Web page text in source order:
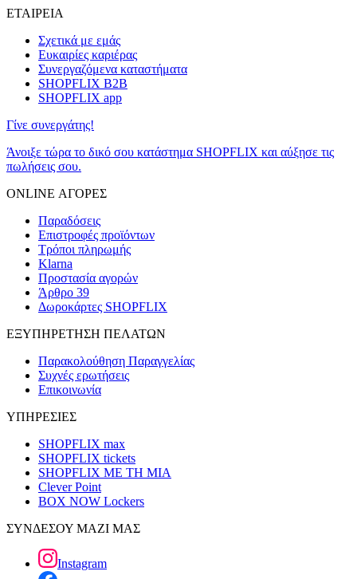
ΕΤΑΙΡΕΙΑ
Σχετικά με εμάς
Ευκαιρίες καριέρας
Συνεργαζόμενα καταστήματα
SHOPFLIX B2B
SHOPFLIX app
Γίνε συνεργάτης!
Άνοιξε τώρα το δικό σου κατάστημα SHOPFLIX και αύξησε τις
πωλήσεις σου.
ONLINE ΑΓΟΡΕΣ
Παραδόσεις
Επιστροφές προϊόντων
Τρόποι πληρωμής
Klarna
Προστασία αγορών
Άρθρο 39
Δωροκάρτες SHOPFLIX
ΕΞΥΠΗΡΕΤΗΣΗ ΠΕΛΑΤΩΝ
Παρακολούθηση Παραγγελίας
Συχνές ερωτήσεις
Επικοινωνία
ΥΠΗΡΕΣΙΕΣ
SHOPFLIX max
SHOPFLIX tickets
SHOPFLIX ΜΕ ΤΗ ΜΙΑ
Clever Point
BOX NOW Lockers
ΣΥΝΔΕΣΟΥ ΜΑΖΙ ΜΑΣ
Instagram